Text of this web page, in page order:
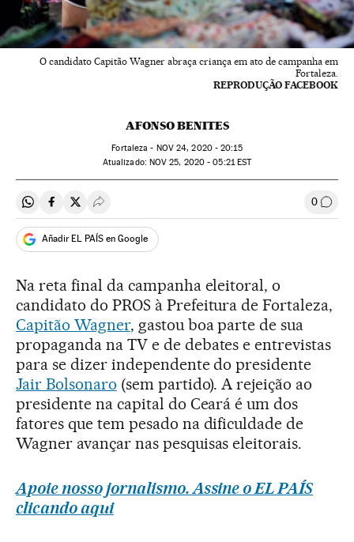
O candidato Capitão Wagner abraça criança em ato de campanha em
Fortaleza.
REPRODUÇÃO FACEBOOK
AFONSO BENITES
Fortaleza - NOV24, 2020 - 20:15
atualizado: NOV 25, 2020 - 05:21EST
Compartir en Whatsapp
Compartir en Facebook
Compartir en Twitter
Desplegar Redes Sociales 0
Añadir EL PAÍS en Google
Na reta final da campanha eleitoral, o
candidato do PROS à Prefeitura de Fortaleza,
Capitão Wagner, gastou boa parte de sua
propaganda na TV e de debates e entrevistas
para se dizer independente do presidente
Jair Bolsonaro (sem partido). A rejeição ao
presidente na capital do Ceará é um dos
fatores que tem pesado na dificuldade de
Wagner avançar nas pesquisas eleitorais.
Apoie nosso jornalismo. Assine o EL PAÍS
clicando aqui